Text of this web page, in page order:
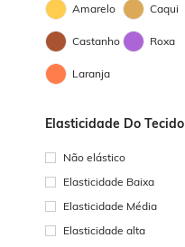
Amarelo Caqui
Castanho Roxa
Laranja
Elasticidade Do Tecido
Não elástico
Elasticidade Baixa
Elasticidade Média
Elasticidade alta